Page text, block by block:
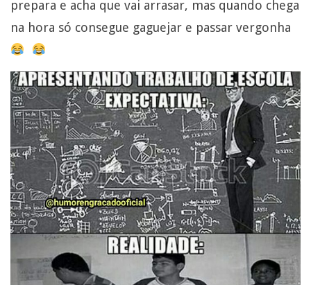
prepara e acha que vai arrasar, mas quando chega
na hora só consegue gaguejar e passar vergonha